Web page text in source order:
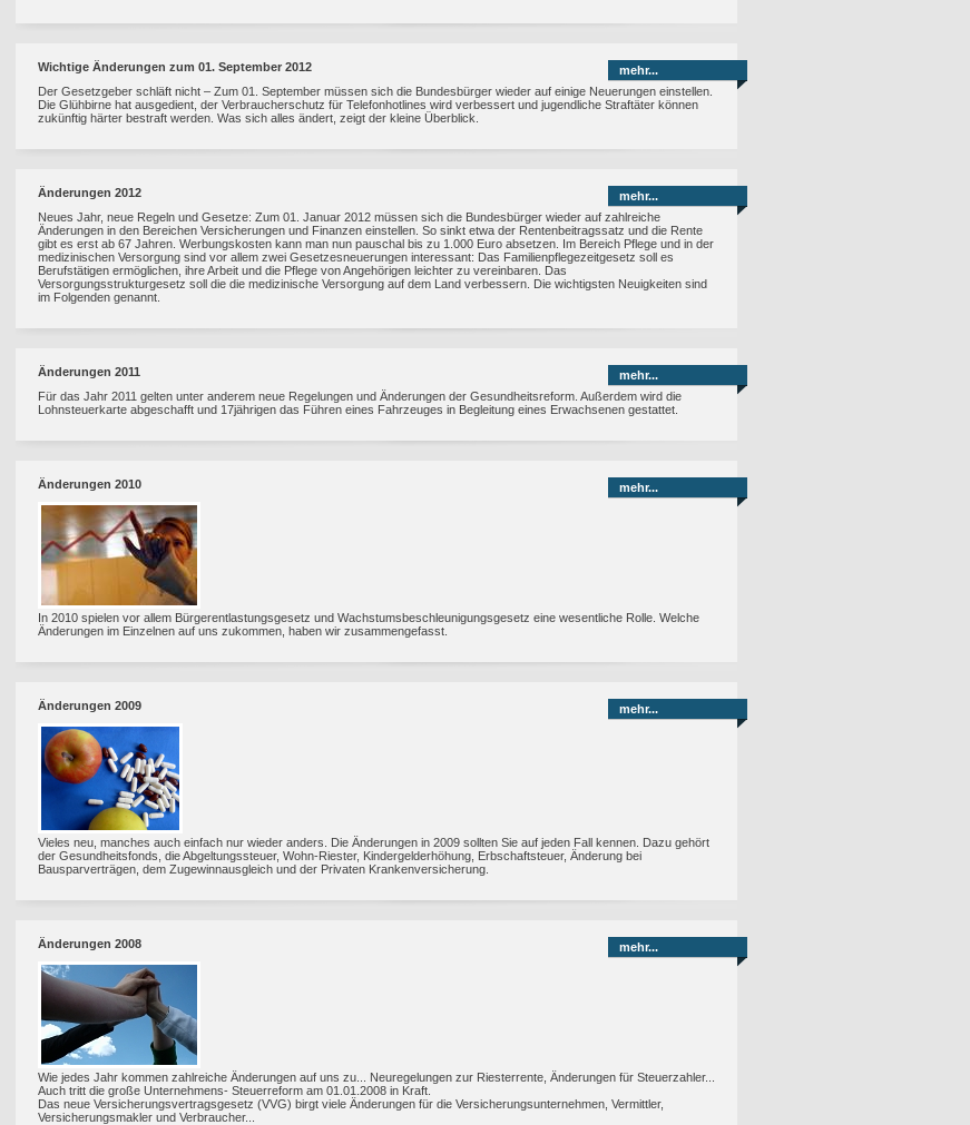
Wichtige Änderungen zum 01. September 2012
Der Gesetzgeber schläft nicht – Zum 01. September müssen sich die Bundesbürger wieder auf einige Neuerungen einstellen.
Die Glühbirne hat ausgedient, der Verbraucherschutz für Telefonhotlines wird verbessert und jugendliche Straftäter können
zukünftig härter bestraft werden. Was sich alles ändert, zeigt der kleine Überblick.
mehr...
Änderungen 2012
Neues Jahr, neue Regeln und Gesetze: Zum 01. Januar 2012 müssen sich die Bundesbürger wieder auf zahlreiche
Änderungen in den Bereichen Versicherungen und Finanzen einstellen. So sinkt etwa der Rentenbeitragssatz und die Rente
gibt es erst ab 67 Jahren. Werbungskosten kann man nun pauschal bis zu 1.000 Euro absetzen. Im Bereich Pflege und in der
medizinischen Versorgung sind vor allem zwei Gesetzesneuerungen interessant: Das Familienpflegezeitgesetz soll es
Berufstätigen ermöglichen, ihre Arbeit und die Pflege von Angehörigen leichter zu vereinbaren. Das
Versorgungsstrukturgesetz soll die die medizinische Versorgung auf dem Land verbessern. Die wichtigsten Neuigkeiten sind
im Folgenden genannt.
mehr...
Änderungen 2011
Für das Jahr 2011 gelten unter anderem neue Regelungen und Änderungen der Gesundheitsreform. Außerdem wird die
Lohnsteuerkarte abgeschafft und 17jährigen das Führen eines Fahrzeuges in Begleitung eines Erwachsenen gestattet.
mehr...
Änderungen 2010
In 2010 spielen vor allem Bürgerentlastungsgesetz und Wachstumsbeschleunigungsgesetz eine wesentliche Rolle. Welche
Änderungen im Einzelnen auf uns zukommen, haben wir zusammengefasst.
mehr...
Änderungen 2009
Vieles neu, manches auch einfach nur wieder anders. Die Änderungen in 2009 sollten Sie auf jeden Fall kennen. Dazu gehört
der Gesundheitsfonds, die Abgeltungssteuer, Wohn-Riester, Kindergelderhöhung, Erbschaftsteuer, Änderung bei
Bausparverträgen, dem Zugewinnausgleich und der Privaten Krankenversicherung.
mehr...
Änderungen 2008
Wie jedes Jahr kommen zahlreiche Änderungen auf uns zu... Neuregelungen zur Riesterrente, Änderungen für Steuerzahler...
Auch tritt die große Unternehmens- Steuerreform am 01.01.2008 in Kraft.
Das neue Versicherungsvertragsgesetz (VVG) birgt viele Änderungen für die Versicherungsunternehmen, Vermittler,
Versicherungsmakler und Verbraucher...
mehr...